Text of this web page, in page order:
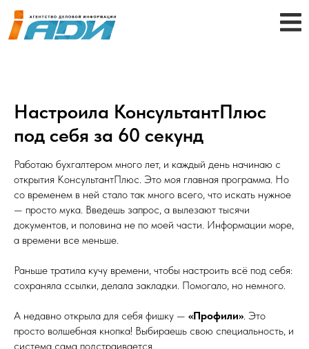
Настроила КонсультантПлюс
под себя за 60 секунд
Работаю бухгалтером много лет, и каждый день начинаю с
открытия КонсультантПлюс. Это моя главная программа. Но
со временем в ней стало так много всего, что искать нужное
— просто мука. Введешь запрос, а вылезают тысячи
документов, и половина не по моей части. Информации море,
а времени все меньше.
Раньше тратила кучу времени, чтобы настроить всё под себя:
сохраняла ссылки, делала закладки. Помогало, но немного.
А недавно открыла для себя фишку — «Профили». Это
просто волшебная кнопка! Выбираешь свою специальность, и
система сама подстраивается.